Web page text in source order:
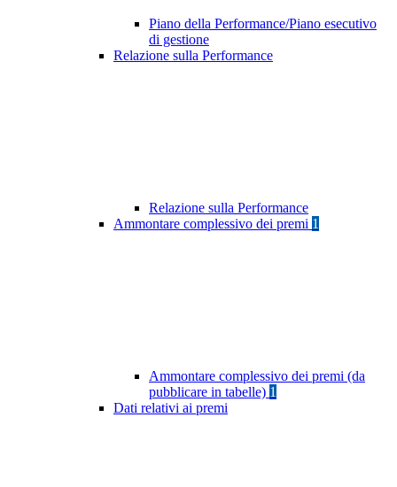
Piano della Performance/Piano esecutivo
di gestione
Relazione sulla Performance
Relazione sulla Performance
Ammontare complessivo dei premi 1
Ammontare complessivo dei premi (da
pubblicare in tabelle) 1
Dati relativi ai premi